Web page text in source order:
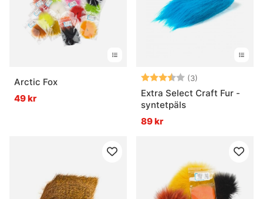
Arctic Fox
49 kr
Betyg: (3)
Extra Select Craft Fur -
syntetpäls
89 kr